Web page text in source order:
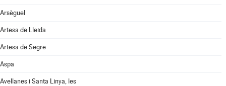
Arsèguel
Artesa de Lleida
Artesa de Segre
Aspa
Avellanes i Santa Linya, les